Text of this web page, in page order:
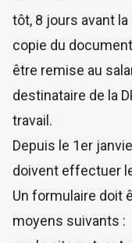
tôt, 8 jours avant la
copie du
être remise au
destinataire de la
travail.
Depuis le 1er
doivent effectuer
Un formulaire doit
moyens suivants :